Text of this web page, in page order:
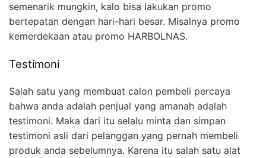
semenarik mungkin, kalo bisa lakukan promo
bertepatan dengan hari-hari besar. Misalnya promo
kemerdekaan atau promo HARBOLNAS.
Testimoni
Salah satu yang membuat calon pembeli percaya
bahwa anda adalah penjual yang amanah adalah
testimoni. Maka dari itu selalu minta dan simpan
testimoni asli dari pelanggan yang pernah membeli
produk anda sebelumnya. Karena itu salah satu alat